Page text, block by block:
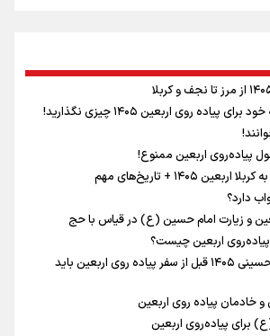
کارگر و کارفرما در اندیشه رهبر شهید: از تضاد به
علمی و استقلال ملی؛ میراث رهبر شهید که با خون
شد
طلایی برای پیاده روی اربعین
فاصله مرز شلمچه تا شهرهای زیارتی
روی اربعین ۱۴۰۵ چیزی نگذارید!
پیاده‌روی اربعین ممنوع!
۱۴۰۵ + تاریخ‌های مهم
دارد؟
و زیارت امام حسین (ع) در قیاس با حج
اربعین چیست؟
آنچه که زائران اربعین حسینی ۱۴۰۵ قبل از سفر پیاده روی اربعین باید